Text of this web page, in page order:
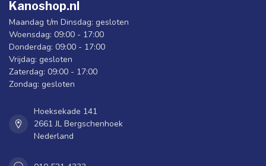
Kanoshop.nl
Maandag t/m Dinsdag: gesloten
Woensdag: 09:00 - 17:00
Donderdag: 09:00 - 17:00
Vrijdag: gesloten
Zaterdag: 09:00 - 17:00
Zondag: gesloten
Hoeksekade 141
2661 JL Bergschenhoek
Nederland